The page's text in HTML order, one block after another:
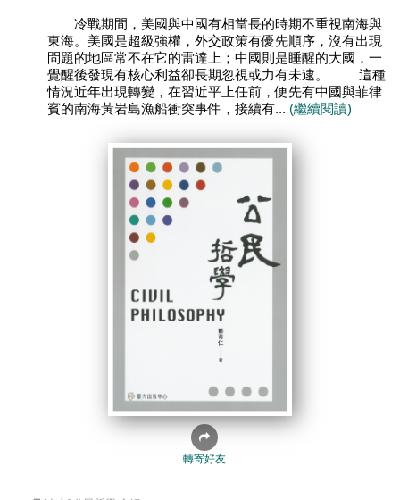
冷戰期間，美國與中國有相當長的時期不重視南海與
東海。美國是超級強權，外交政策有優先順序，沒有出現
問題的地區常不在它的雷達上；中國則是睡醒的大國，一
覺醒後發現有核心利益卻長期忽視或力有未逮。 這種
情況近年出現轉變，在習近平上任前，便先有中國與菲律
賓的南海黃岩島漁船衝突事件，接續有... (繼續閱讀)
轉寄好友